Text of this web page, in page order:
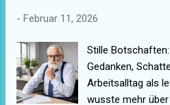
nicht das erste
es sich an, als
Display die Luft
Stadt war voller
- Februar 11, 2026
Stille
Gedanken,
Arbeitsalltag als
wusste mehr